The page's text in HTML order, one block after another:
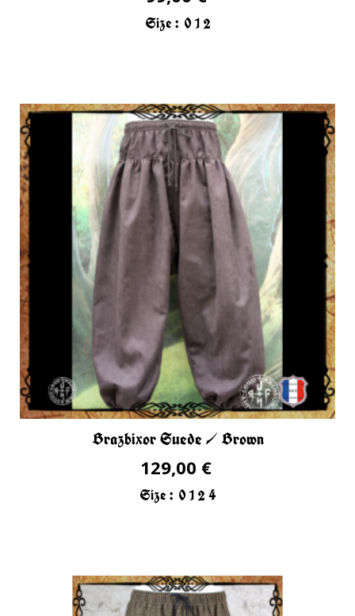
Size : 01 2
Brazbixor Suede / Brown
129,00 €
Size : 01 2 4